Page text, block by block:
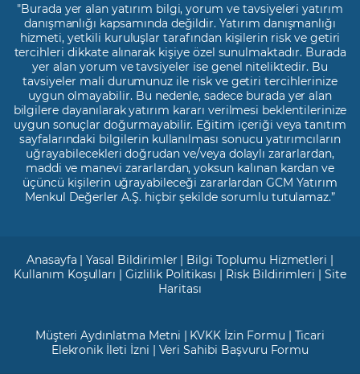
"Burada yer alan yatırım bilgi, yorum ve tavsiyeleri yatırım
danışmanlığı kapsamında değildir. Yatırım danışmanlığı
hizmeti, yetkili kuruluşlar tarafından kişilerin risk ve getiri
tercihleri dikkate alınarak kişiye özel sunulmaktadır. Burada
yer alan yorum ve tavsiyeler ise genel niteliktedir. Bu
tavsiyeler mali durumunuz ile risk ve getiri tercihlerinize
uygun olmayabilir. Bu nedenle, sadece burada yer alan
bilgilere dayanılarak yatırım kararı verilmesi beklentilerinize
uygun sonuçlar doğurmayabilir. Eğitim içeriği veya tanıtım
sayfalarındaki bilgilerin kullanılması sonucu yatırımcıların
uğrayabilecekleri doğrudan ve/veya dolaylı zararlardan,
maddi ve manevi zararlardan, yoksun kalınan kardan ve
üçüncü kişilerin uğrayabileceği zararlardan GCM Yatırım
Menkul Değerler A.Ş. hiçbir şekilde sorumlu tutulamaz.”
Anasayfa |Yasal Bildirimler | Bilgi Toplumu Hizmetleri |
Kullanım Koşulları |Gizlilik Politikası | Risk Bildirimleri |Site
Haritası
Müşteri Aydınlatma Metni | KVKK İzin Formu | Ticari
Elekronik İleti İzni | Veri Sahibi Başvuru Formu